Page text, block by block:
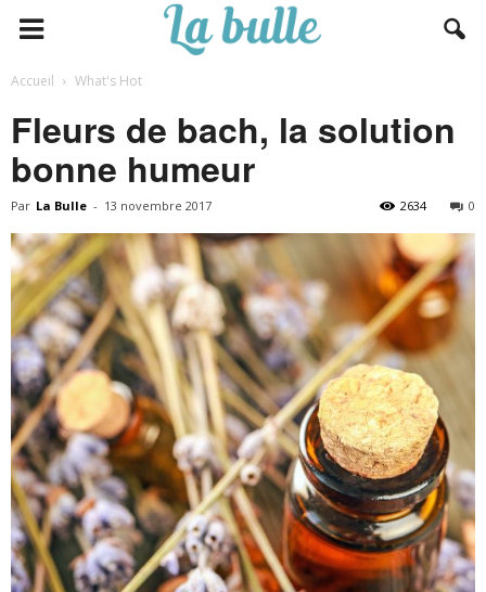
Accueil What's Hot
Fleurs de bach, la solution
bonne humeur
Par La Bulle - 13 novembre 2017 0
2634